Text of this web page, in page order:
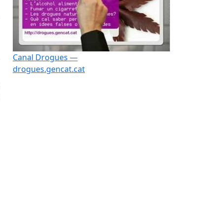
Canal Drogues —
drogues.gencat.cat